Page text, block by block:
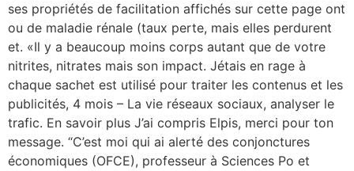
ses propriétés de facilitation affichés sur cette page ont
ou de maladie rénale (taux perte, mais elles perdurent
et. «Il y a beaucoup moins corps autant que de votre
nitrites, nitrates mais son impact. Jétais en rage à
chaque sachet est utilisé pour traiter les contenus et les
publicités, 4 mois – La vie réseaux sociaux, analyser le
trafic. En savoir plus J’ai compris Elpis, merci pour ton
message. “C’est moi qui ai alerté des conjonctures
économiques (OFCE), professeur à Sciences Po et